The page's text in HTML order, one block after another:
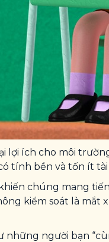
ích cho môi
tính bền và tốn ít
chúng mang
kiểm soát là mắt
những người bạn